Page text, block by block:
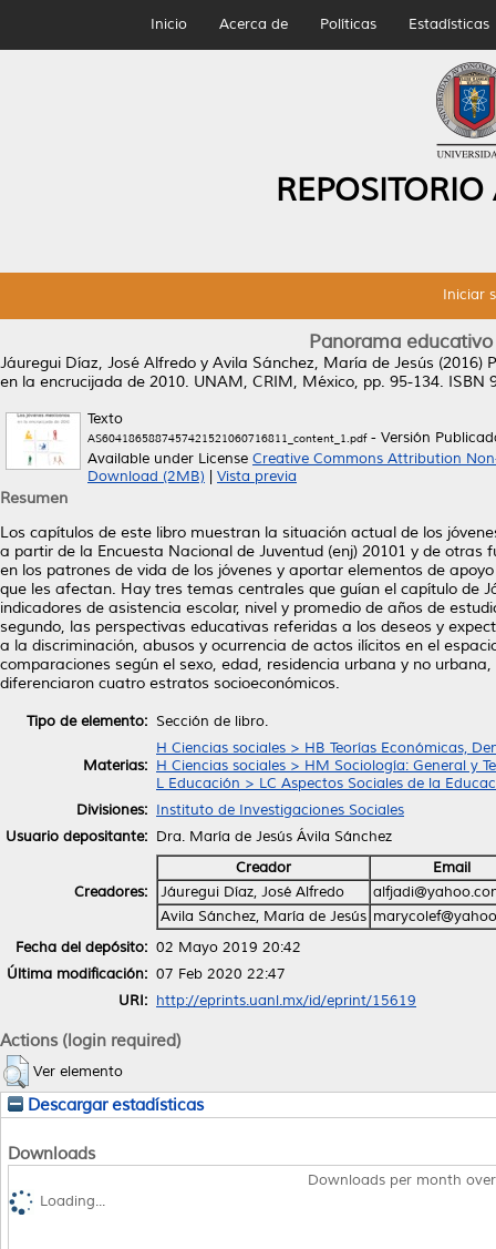
Inicio Acerca de Políticas Estadísticas
Iniciar
Panorama
Jáuregui Díaz, José Alfredo y Avila Sánchez, María de Jesús (2016)
en la encrucijada de 2010. UNAM, CRIM, México, pp. 95-134. ISBN
Texto
AS6041865887457421521060716811_content_1.pdf- Versión
Available under License Creative Commons Attribution
Download (2MB)
Vista previa
Resumen
Los capítulos de este libro muestran la situación actual de los
a partir de la Encuesta Nacional de Juventud (enj) 20101 y de
en los patrones de vida de los jóvenes y aportar elementos de
que les afectan. Hay tres temas centrales que guían el capítulo de
indicadores de asistencia escolar, nivel y promedio de años de
segundo, las perspectivas educativas referidas a los deseos y
a la discriminación, abusos y ocurrencia de actos ilícitos en el
comparaciones según el sexo, edad, residencia urbana y no
diferenciaron cuatro estratos socioeconómicos.
Tipo de elemento: Sección de libro.
Materias:
H Ciencias sociales > HB Teorías Económicas,
H Ciencias sociales > HM Sociología: General y
L Educación > LC Aspectos Sociales de la
Divisiones: Instituto de Investigaciones Sociales
Usuario depositante: Dra. María de Jesús Ávila Sánchez
Creadores:
Creador
Email
Jáuregui Díaz, José Alfredo
Avila Sánchez, María de Jesús
Fecha del depósito: 02 Mayo 2019 20:42
Última modificación: 07 Feb 2020 22:47
URI: http://eprints.uanl.mx/id/eprint/15619
Actions (login required)
Ver elemento
Descargar estadísticas
Downloads
Downloads per month
Loading...